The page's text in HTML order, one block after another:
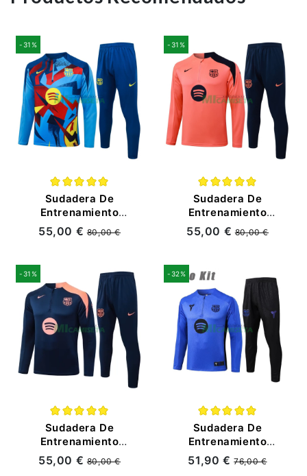
-31%
Sudadera De
Entrenamiento
Barcelona
2025/2026 Kit
con Estampado
55,00 €80,00 €
-31%
Sudadera De
Entrenamiento
Barcelona
2025/2026 Kit
55,00 €80,00 €
-31%
Sudadera De
Entrenamiento
Barcelona
2025/2026 Kit Azul
55,00 €80,00 €
-32%
Sudadera De
Entrenamiento
Barcelona
2025/2026 Niño Kit
51,90 €76,00 €